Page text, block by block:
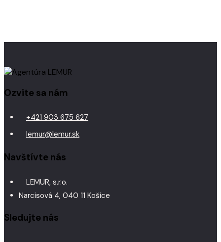
Ozvite sa nám
+421 903 675 627
lemur@lemur.sk
Navštívte nás
LEMUR, s.r.o.
Narcisová 4, 040 11 Košice
Sledujte nás